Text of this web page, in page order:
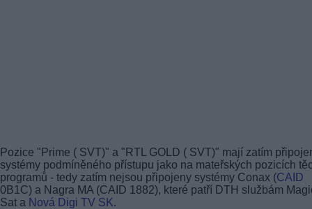
Pozice "Prime ( SVT)" a "RTL GOLD ( SVT)" mají zatím
systémy podmíněného přístupu jako na mateřských pozicích
programů - tedy zatím nejsou připojeny systémy Conax (CAID
0B1C) a Nagra MA (CAID 1882), které patří DTH službám
Sat a Nová Digi TV SK.